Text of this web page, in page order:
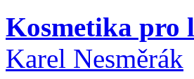
Kosmetika pro
Karel Nesměrák